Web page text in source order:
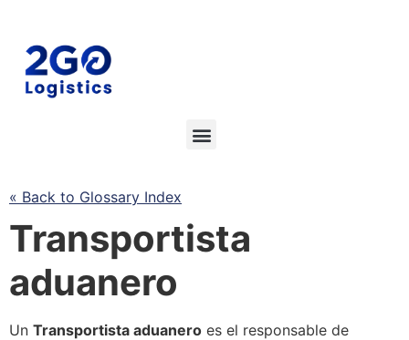
« Back to Glossary Index
Transportista
aduanero
Un Transportista aduanero es el responsable de